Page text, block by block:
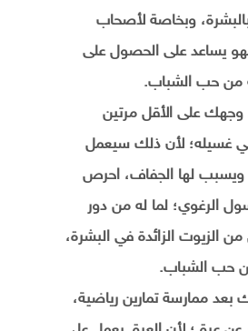
بالبشرة، وبخاصة لأصحاب
يساعد على الحصول على
من حب الشباب.
على الأقل مرتين
غسيله؛ لأن ذلك سيعمل
ويسبب لها الجفاف، احرص
الرغوي؛ لما له من دور
الزيوت الزائدة في البشرة،
من حب الشباب.
ممارسة تمارين رياضية،